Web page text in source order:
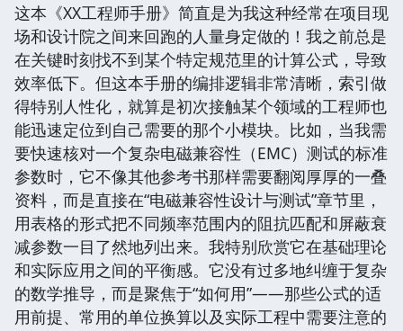
这本《XX工程师手册》简直是为我这种经常在项目现
场和设计院之间来回跑的人量身定做的！我之前总是
在关键时刻找不到某个特定规范里的计算公式，导致
效率低下。但这本手册的编排逻辑非常清晰，索引做
得特别人性化，就算是初次接触某个领域的工程师也
能迅速定位到自己需要的那个小模块。比如，当我需
要快速核对一个复杂电磁兼容性（EMC）测试的标准
参数时，它不像其他参考书那样需要翻阅厚厚的一叠
资料，而是直接在“电磁兼容性设计与测试”章节里，
用表格的形式把不同频率范围内的阻抗匹配和屏蔽衰
减参数一目了然地列出来。我特别欣赏它在基础理论
和实际应用之间的平衡感。它没有过多地纠缠于复杂
的数学推导，而是聚焦于“如何用”——那些公式的适
用前提、常用的单位换算以及实际工程中需要注意的